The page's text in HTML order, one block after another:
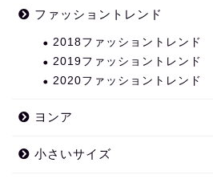
ファッショントレンド
2018ファッショントレンド
2019ファッショントレンド
2020ファッショントレンド
ヨンア
小さいサイズ